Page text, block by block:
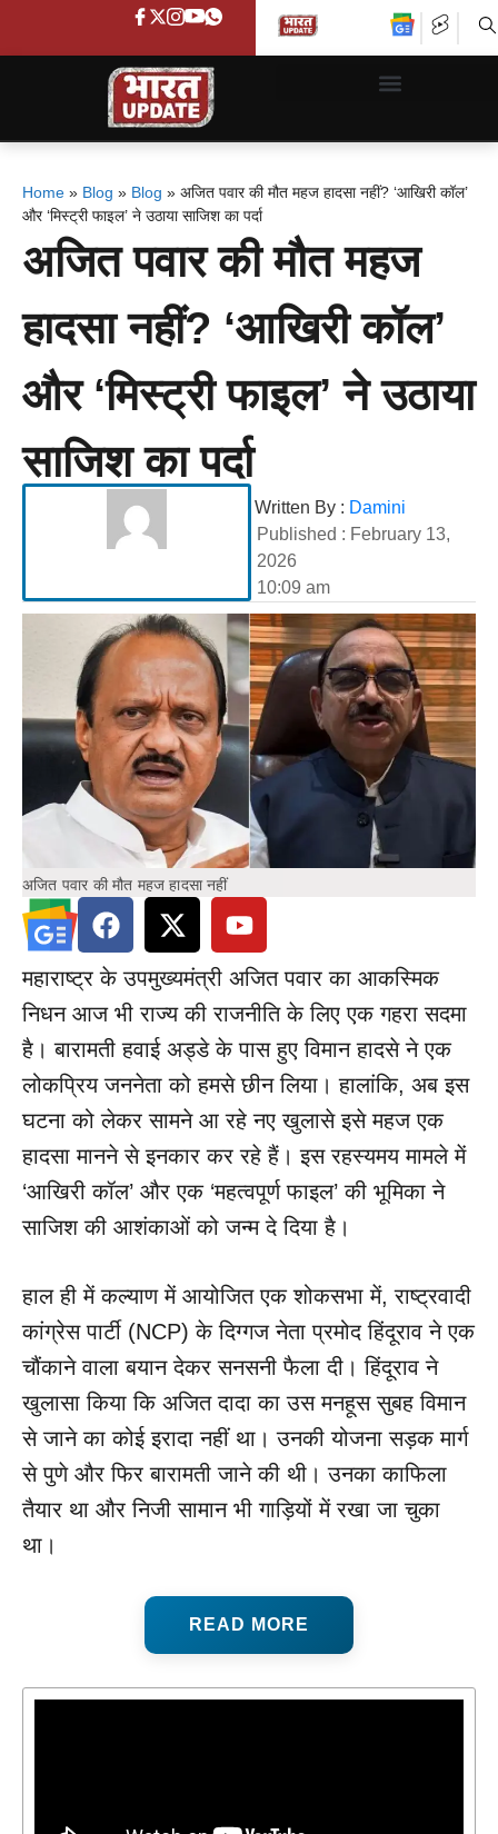
Home » Blog » Blog » अजित पवार की मौत महज हादसा नहीं? ‘आखिरी कॉल’
और ‘मिस्ट्री फाइल’ ने उठाया साजिश का पर्दा
अजित पवार की मौत महज
हादसा नहीं? ‘आखिरी कॉल’
और ‘मिस्ट्री फाइल’ ने उठाया
साजिश का पर्दा
Written By : Damini
Published : February 13,
2026
10:09 am
अजित पवार की मौत महज हादसा नहीं
महाराष्ट्र के उपमुख्यमंत्री अजित पवार का आकस्मिक
निधन आज भी राज्य की राजनीति के लिए एक गहरा सदमा
है। बारामती हवाई अड्डे के पास हुए विमान हादसे ने एक
लोकप्रिय जननेता को हमसे छीन लिया। हालांकि, अब इस
घटना को लेकर सामने आ रहे नए खुलासे इसे महज एक
हादसा मानने से इनकार कर रहे हैं। इस रहस्यमय मामले में
‘आखिरी कॉल’ और एक ‘महत्वपूर्ण फाइल’ की भूमिका ने
साजिश की आशंकाओं को जन्म दे दिया है।
हाल ही में कल्याण में आयोजित एक शोकसभा में, राष्ट्रवादी
कांग्रेस पार्टी (NCP) के दिग्गज नेता प्रमोद हिंदूराव ने एक
चौंकाने वाला बयान देकर सनसनी फैला दी। हिंदूराव ने
खुलासा किया कि अजित दादा का उस मनहूस सुबह विमान
से जाने का कोई इरादा नहीं था। उनकी योजना सड़क मार्ग
से पुणे और फिर बारामती जाने की थी। उनका काफिला
तैयार था और निजी सामान भी गाड़ियों में रखा जा चुका
था।
READ MORE